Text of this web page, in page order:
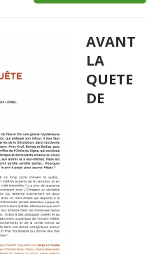
AVANT
LA
QUETE
DE